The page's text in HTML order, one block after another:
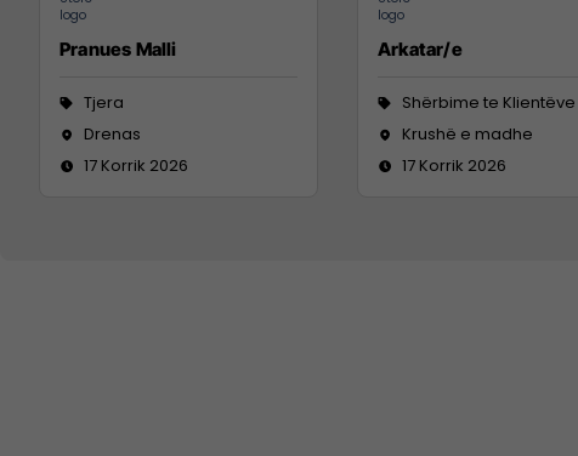
Pranues Malli
Tjera
Drenas
17 Korrik 2026
Arkatar/e
Shërbime te Klientëve
Krushë e madhe
17 Korrik 2026